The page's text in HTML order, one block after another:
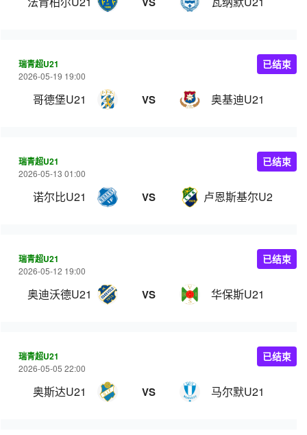
瑞青超U21
2026-05-19 19:00
哥德堡U21 VS 奥基迪U21
已结束
瑞青超U21
2026-05-13 01:00
诺尔比U21 VS 卢恩斯基尔U21
已结束
瑞青超U21
2026-05-12 19:00
奥迪沃德U21 VS 华保斯U21
已结束
瑞青超U21
2026-05-05 22:00
奥斯达U21 VS 马尔默U21
已结束